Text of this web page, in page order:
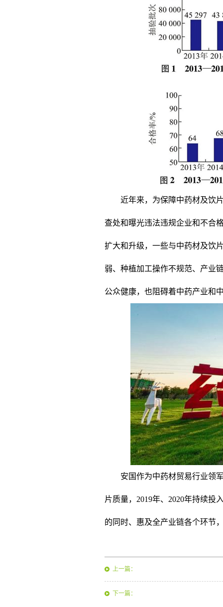
近年来，为保障中药材及饮
查处和曝光违法违规企业和不合
扩大和升级，一些与中药材及饮
弱、种植加工操作不规范、产业
公众健康，也阻碍着中药产业和
安国作为中药材贸易行业领
片质量，2019年、2020年持续投
的同时、惠及全产业链各个环节
上一篇：
下一篇：